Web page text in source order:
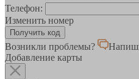
Телефон:
Изменить номер
Возникли проблемы?
Добавление карты